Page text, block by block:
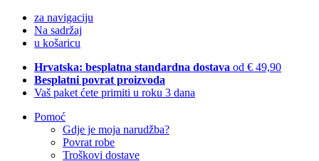
za navigaciju
Na sadržaj
u košaricu
Hrvatska: besplatna standardna dostava od € 49,90
Besplatni povrat proizvoda
Vaš paket ćete primiti u roku 3 dana
Pomoć
Gdje je moja narudžba?
Povrat robe
Troškovi dostave